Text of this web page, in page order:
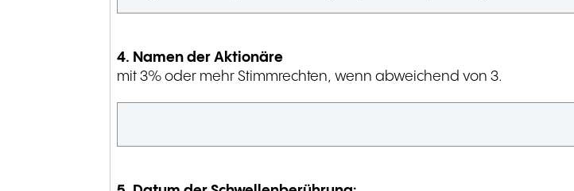
4. Namen der Aktionäre
mit 3% oder mehr Stimmrechten, wenn abweichend von 3.